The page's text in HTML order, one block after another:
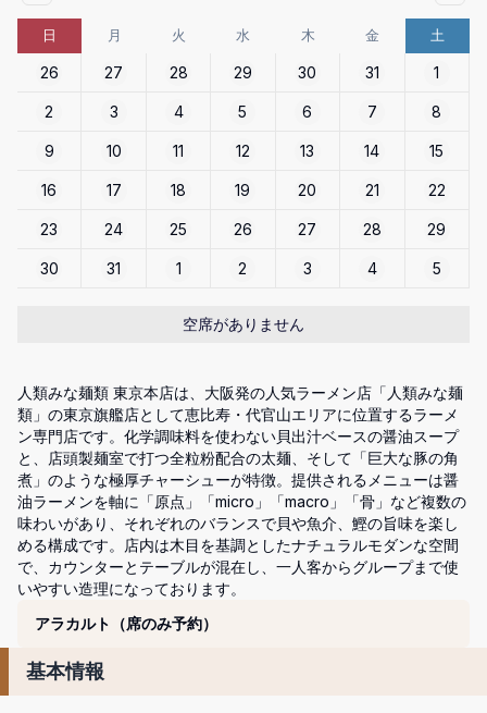
日 月 火 水 木 金 土
26 27 28 29 30 31 1
2 3 4 5 6 7 8
9 10 11 12 13 14 15
16 17 18 19 20 21 22
23 24 25 26 27 28 29
30 31 1 2 3 4 5
空席がありません
人類みな麺類 東京本店は、大阪発の人気ラーメン店「人類みな麺
類」の東京旗艦店として恵比寿・代官山エリアに位置するラーメ
ン専門店です。化学調味料を使わない貝出汁ベースの醤油スープ
と、店頭製麺室で打つ全粒粉配合の太麺、そして「巨大な豚の角
煮」のような極厚チャーシューが特徴。提供されるメニューは醤
油ラーメンを軸に「原点」「micro」「macro」「骨」など複数の
味わいがあり、それぞれのバランスで貝や魚介、鰹の旨味を楽し
める構成です。店内は木目を基調としたナチュラルモダンな空間
で、カウンターとテーブルが混在し、一人客からグループまで使
アラカルト（席のみ予約）
基本情報